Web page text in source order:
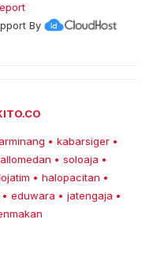
By
• kabarsiger •
• soloaja •
• halopacitan •
• eduwara • jatengaja •